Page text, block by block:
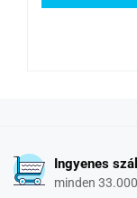
Ingyenes
minden